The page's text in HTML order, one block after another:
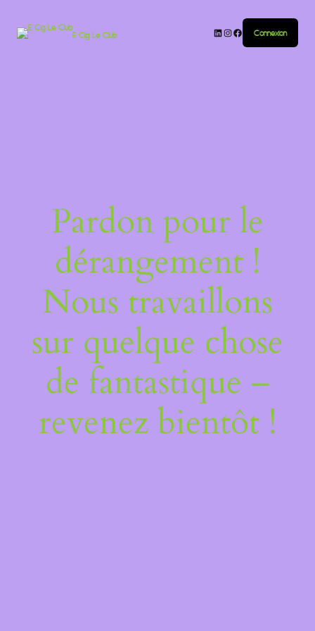
E-Cig Le Club Connexion
Pardon pour le
dérangement !
Nous travaillons
sur quelque chose
de fantastique –
revenez bientôt !